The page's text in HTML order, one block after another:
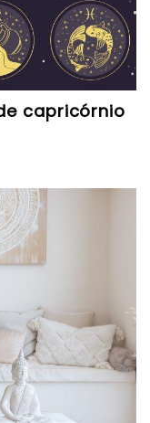
capricórnio